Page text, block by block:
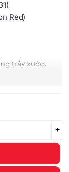
Red)
trầy xước,
được
+